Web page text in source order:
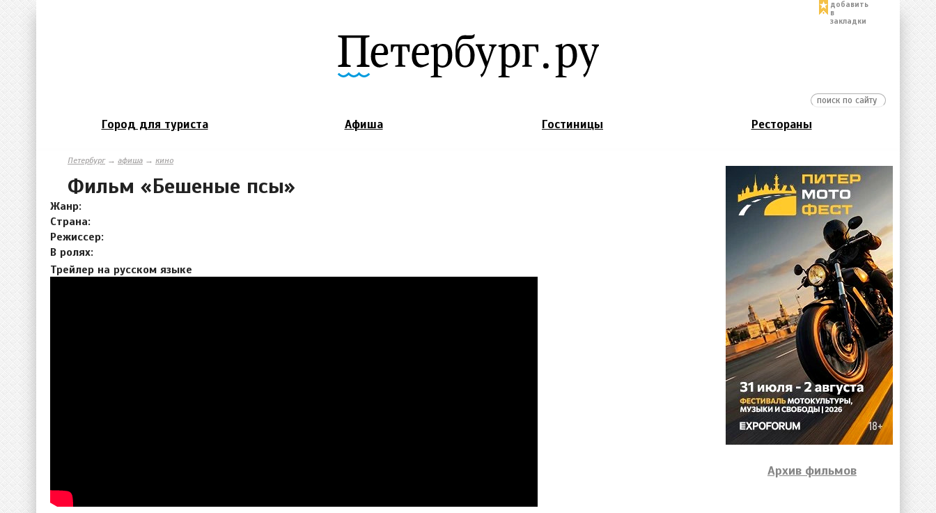
добавить
в
закладки
Город для туриста Афиша Гостиницы Рестораны
Петербург→ афиша → кино
Фильм «Бешеные псы»
Жанр:
Страна:
Режиссер:
В ролях:
Трейлер на русском языке
Архив фильмов